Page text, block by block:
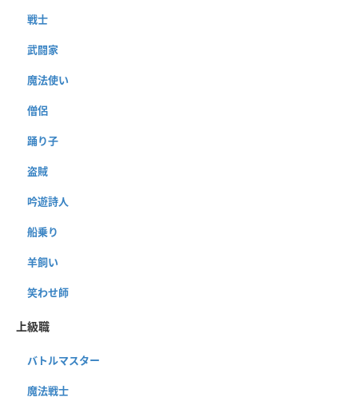
戦士
武闘家
魔法使い
僧侶
踊り子
盗賊
吟遊詩人
船乗り
羊飼い
笑わせ師
上級職
バトルマスター
魔法戦士